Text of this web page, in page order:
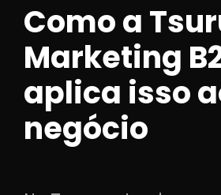
Como a
Marketing
aplica isso
negócio